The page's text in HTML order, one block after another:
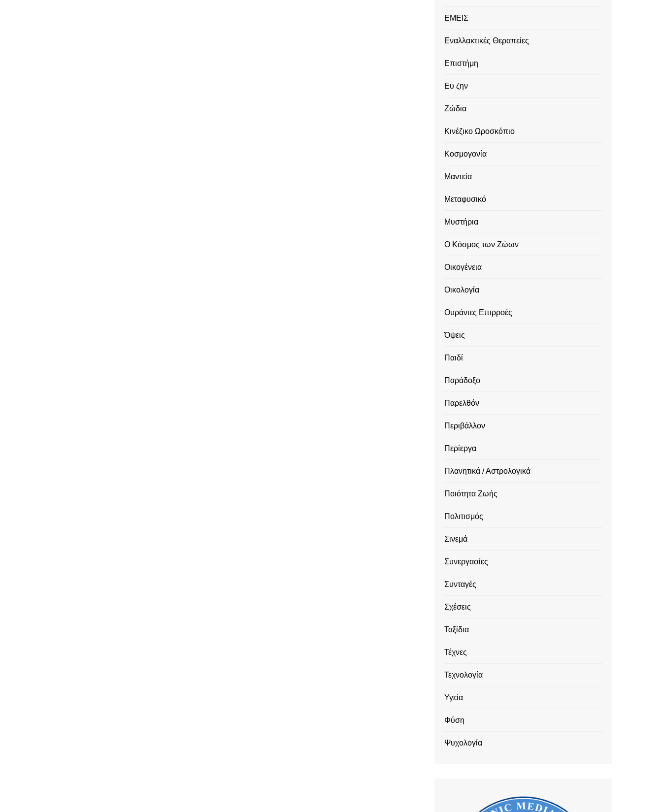
ΕΜΕΙΣ
Εναλλακτικές Θεραπείες
Επιστήμη
Ευ ζην
Ζώδια
Κινέζικο Ωροσκόπιο
Κοσμογονία
Μαντεία
Μεταφυσικό
Μυστήρια
Ο Κόσμος των Ζώων
Οικογένεια
Οικολογία
Ουράνιες Επιρροές
Όψεις
Παιδί
Παράδοξο
Παρελθόν
Περιβάλλον
Περίεργα
Πλανητικά / Αστρολογικά
Ποιότητα Ζωής
Πολιτισμός
Σινεμά
Συνεργασίες
Συνταγές
Σχέσεις
Ταξίδια
Τέχνες
Τεχνολογία
Υγεία
Φύση
Ψυχολογία